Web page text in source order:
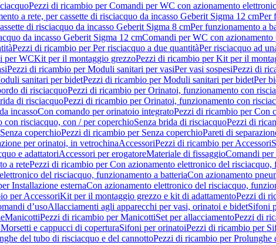
Pezzi di ricambio per Comandi per WC con azionamento
a rete, per cassette di risciacquo da incasso Geberit Sigma 12 cmPer
di risciacquo da incasso Geberit Sigma 8 cmPer funzionamento a
da incasso Geberit Sigma 12 cmComandi per WC con
Pezzi di ricambio per Per risciacquo a due quantitàPer risciacquo ad
per WCKit per il montaggio grezzoPezzi di ricambio per Kit per il
Pezzi di ricambio per Moduli sanitari per vasiPer vasi sospesiPezzi di
sanitari per bidetPezzi di ricambio per Moduli sanitari per bidetPer
di risciacquoPezzi di ricambio per Orinatoi, funzionamento con
di risciacquoPezzi di ricambio per Orinatoi, funzionamento con
incassoCon comando per orinatoio integratoPezzi di ricambio per Con
risciacquo, con / per coperchioSenza brida di risciacquoPezzi di
Senza coperchioPezzi di ricambio per Senza coperchioPareti di
per orinatoi, in vetrochinaAccessoriPezzi di ricambio per Accessori
e adattatoriAccessori per erogatoreMateriale di fissaggioComandi per
a retePezzi di ricambio per Con azionamento elettronico del risciacquo,
del risciacquo, funzionamento a batteriaCon azionamento
Installazione esternaCon azionamento elettronico del risciacquo,
per AccessoriKit per il montaggio grezzo e kit di adattamentoPezzi di
d’usoAllacciamenti agli apparecchi per vasi, orinatoi e bidetSifoni
ManicottiPezzi di ricambio per ManicottiSet per allacciamentoPezzi di
Morsetti e cappucci di coperturaSifoni per orinatoiPezzi di ricambio per
del tubo di risciacquo e del cannottoPezzi di ricambio per Prolunghe